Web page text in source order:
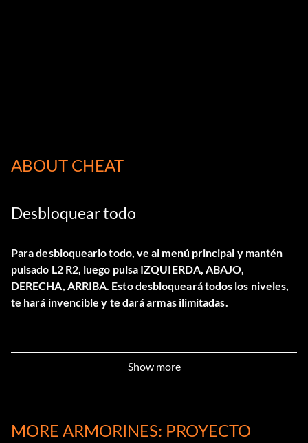
ABOUT CHEAT
Desbloquear todo
Para desbloquearlo todo, ve al menú principal y mantén
pulsado L2 R2, luego pulsa IZQUIERDA, ABAJO,
DERECHA, ARRIBA. Esto desbloqueará todos los niveles,
te hará invencible y te dará armas ilimitadas.
Show more
MORE ARMORINES: PROYECTO